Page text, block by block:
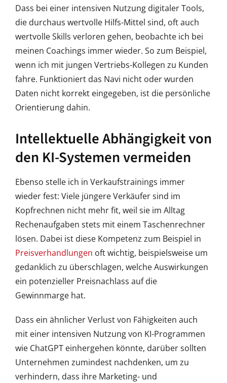
Dass bei einer intensiven Nutzung digitaler Tools,
die durchaus wertvolle Hilfs-Mittel sind, oft auch
wertvolle Skills verloren gehen, beobachte ich bei
meinen Coachings immer wieder. So zum Beispiel,
wenn ich mit jungen Vertriebs-Kollegen zu Kunden
fahre. Funktioniert das Navi nicht oder wurden
Daten nicht korrekt eingegeben, ist die persönliche
Orientierung dahin.
Intellektuelle Abhängigkeit von
den KI-Systemen vermeiden
Ebenso stelle ich in Verkaufstrainings immer
wieder fest: Viele jüngere Verkäufer sind im
Kopfrechnen nicht mehr fit, weil sie im Alltag
Rechenaufgaben stets mit einem Taschenrechner
lösen. Dabei ist diese Kompetenz zum Beispiel in
Preisverhandlungen oft wichtig, beispielsweise um
gedanklich zu überschlagen, welche Auswirkungen
ein potenzieller Preisnachlass auf die
Gewinnmarge hat.
Dass ein ähnlicher Verlust von Fähigkeiten auch
mit einer intensiven Nutzung von KI-Programmen
wie ChatGPT einhergehen könnte, darüber sollten
Unternehmen zumindest nachdenken, um zu
verhindern, dass ihre Marketing- und